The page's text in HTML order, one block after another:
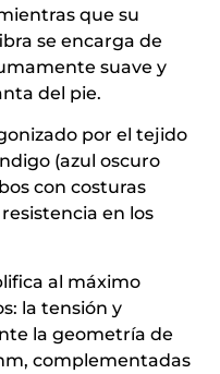
que su
se encarga de
suave y
del pie.
por el tejido
(azul oscuro
con costuras
en los
al máximo
la tensión y
la geometría de
complementadas